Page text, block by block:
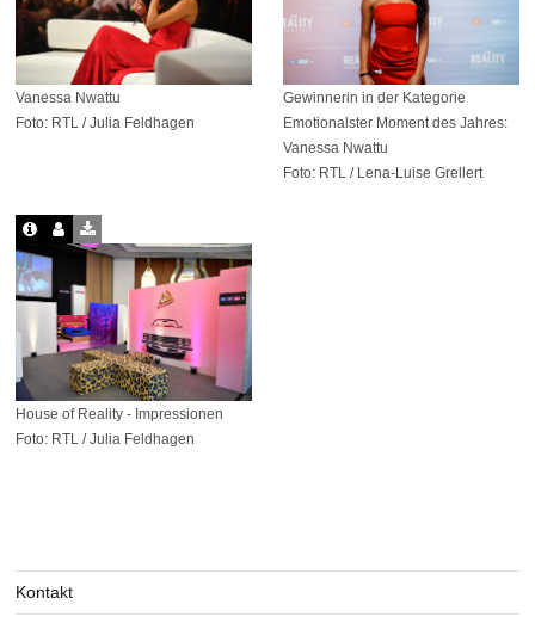
Vanessa Nwattu
Foto: RTL / Julia Feldhagen
Gewinnerin in der Kategorie
Emotionalster Moment des Jahres:
Vanessa Nwattu
Foto: RTL / Lena-Luise Grellert
House of Reality - Impressionen
Foto: RTL / Julia Feldhagen
Kontakt